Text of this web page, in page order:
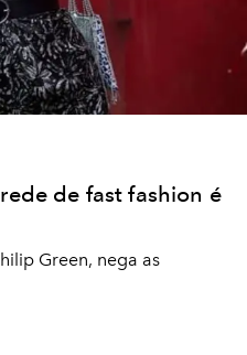
de fast fashion é
Green, nega as